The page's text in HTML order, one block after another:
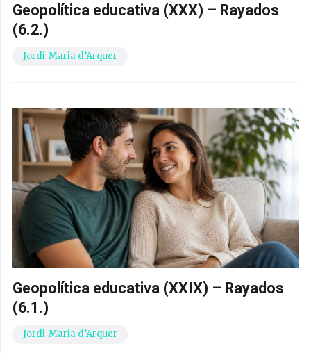
Geopolítica educativa (XXX) – Rayados
(6.2.)
Jordi-Maria d’Arquer
Geopolítica educativa (XXIX) – Rayados
(6.1.)
Jordi-Maria d’Arquer